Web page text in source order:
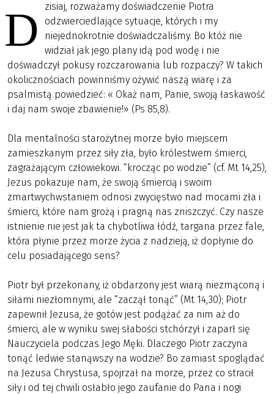
D
zisiaj, rozważamy doświadczenie Piotra
odzwierciedlające sytuacje, których i my
niejednokrotnie doświadczaliśmy. Bo któż nie
widział jak jego plany idą pod wodę i nie
doświadczył pokusy rozczarowania lub rozpaczy? W takich
okolicznościach powinniśmy ożywić naszą wiarę i za
psalmistą powiedzieć: « Okaż nam, Panie, swoją łaskawość
i daj nam swoje zbawienie!» (Ps 85,8).
Dla mentalności starożytnej morze było miejscem
zamieszkanym przez siły zła, było królestwem śmierci,
zagrażającym człowiekowi. “krocząc po wodzie” (cf. Mt 14,25),
Jezus pokazuje nam, że swoją śmiercią i swoim
zmartwychwstaniem odnosi zwycięstwo nad mocami zła i
śmierci, które nam grożą i pragną nas zniszczyć. Czy nasze
istnienie nie jest jak ta chybotliwa łódź, targana przez fale,
która płynie przez morze życia z nadzieją, iż dopłynie do
celu posiadającego sens?
Piotr był przekonany, iż obdarzony jest wiarą niezmąconą i
siłami niezłomnymi, ale “zaczął tonąć” (Mt 14,30); Piotr
zapewnił Jezusa, że gotów jest podążać za nim aż do
śmierci, ale w wyniku swej słabości stchórzył i zaparł się
Nauczyciela podczas Jego Męki. Dlaczego Piotr zaczyna
tonąć ledwie stanąwszy na wodzie? Bo zamiast spoglądać
na Jezusa Chrystusa, spojrzał na morze, przez co stracił
siły i od tej chwili osłabło jego zaufanie do Pana i nogi